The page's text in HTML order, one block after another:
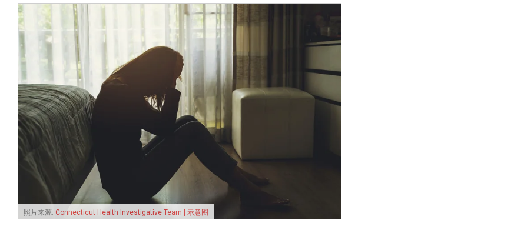
照片来源: Connecticut Health Investigative Team | 示意图